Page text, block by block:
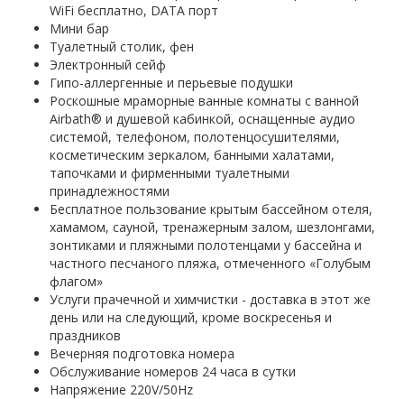
WiFi бесплатно, DATA порт
Мини бар
Туалетный столик, фен
Электронный сейф
Гипо-аллергенные и перьевые подушки
Роскошные мраморные ванные комнаты с ванной
Airbath® и душевой кабинкой, оснащенные аудио
системой, телефоном, полотенцосушителями,
косметическим зеркалом, банными халатами,
тапочками и фирменными туалетными
принадлежностями
Бесплатное пользование крытым бассейном отеля,
хамамом, сауной, тренажерным залом, шезлонгами,
зонтиками и пляжными полотенцами у бассейна и
частного песчаного пляжа, отмеченного «Голубым
флагом»
Услуги прачечной и химчистки - доставка в этот же
день или на следующий, кроме воскресенья и
праздников
Вечерняя подготовка номера
Обслуживание номеров 24 часа в сутки
Напряжение 220V/50Hz